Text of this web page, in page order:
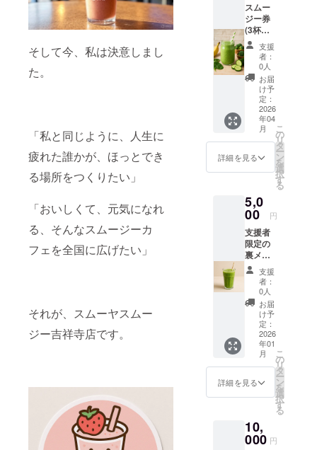
そして今、私は決意しまし
た。
「私と同じように、人生に
疲れた誰かが、ほっとでき
る場所をつくりたい」
「おいしくて、元気になれ
る、そんなスムージーカ
フェを全国に広げたい」
それが、スムーヤスムー
ジー吉祥寺店です。
スムー
ジー券
(3杯分)
を提供
いたし
ます。
有効期
限は
2026年
4月〜9
月末
迄。応
援して
くれる
人の分
まで、
くつく
りま
す。
支援
者：
0人
お届
け予
定：
2026
年04
月
詳細を見る
こ
の
リ
タ
ー
ン
を
選
択
す
る
5,0
00 円
支援者
限定の
裏メ
ニュー
スムー
ジー券
(2杯分)
を提供
いたし
ます。
有効期
限は
2026年
4月〜9
月末
迄。
支援
者：
0人
お届
け予
定：
2026
年01
月
詳細を見る
こ
の
リ
タ
ー
ン
を
選
択
す
る
10,
000 円